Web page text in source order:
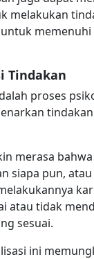
melakukan
Tindakan
proses
merasa
siapa pun,
atau tidak
sesuai.
ini